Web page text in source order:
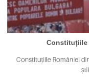
Constituțiile
Constituțiile României